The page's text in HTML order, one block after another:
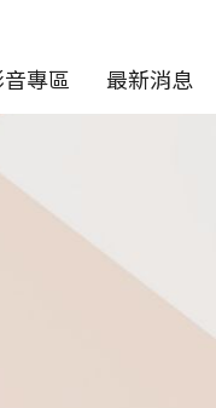
專區 最新消息